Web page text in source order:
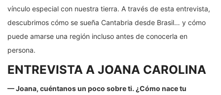
vínculo especial con nuestra tierra. A través de esta entrevista,
descubrimos cómo se sueña Cantabria desde Brasil… y cómo
puede amarse una región incluso antes de conocerla en
persona.
ENTREVISTA A JOANA CAROLINA
— Joana, cuéntanos un poco sobre ti. ¿Cómo nace tu